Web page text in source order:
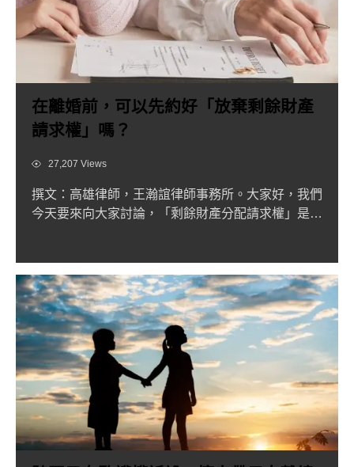
在離婚前，可以先約好「放棄剩餘財產
請求權」嗎？
Views27,207 Views
撰文：高雄律師，王瀚誼律師事務所。大家好，我們
今天要來向大家討論，「剩餘財產分配請求權」是可